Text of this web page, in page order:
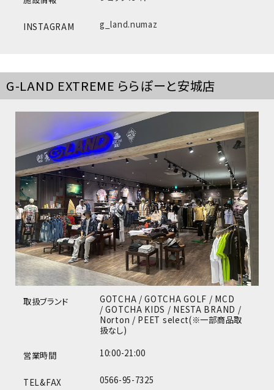
INSTAGRAM g_land.numaz
G-LAND EXTREME ららぽーと安城店
取扱ブランド
GOTCHA / GOTCHA GOLF / MCD
/ GOTCHA KIDS / NESTA BRAND /
Norton / PEET select(※一部商品取
扱なし)
営業時間 10:00-21:00
TEL&FAX 0566-95-7325